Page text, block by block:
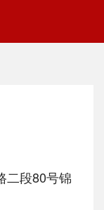
二段80号锦